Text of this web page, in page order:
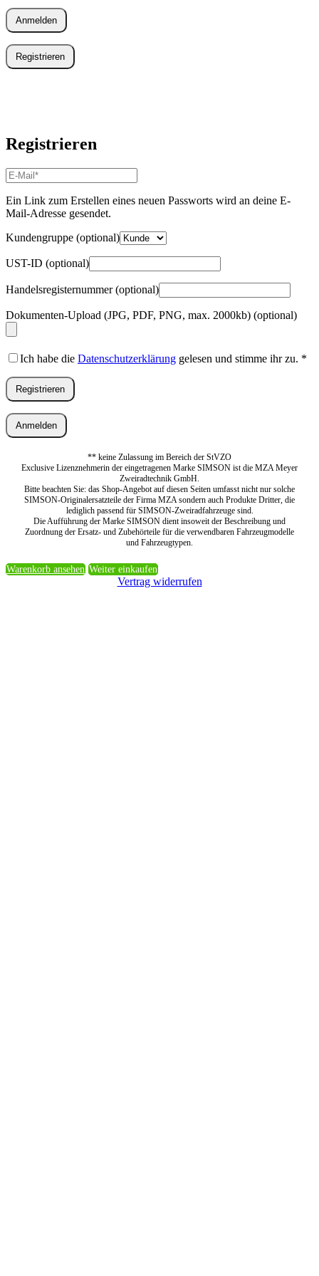
Anmelden
Registrieren
Registrieren
E-
Mail-
Adresse*
Erforderlich
Ein Link zum Erstellen eines neuen Passworts wird an deine E-
Mail-Adresse gesendet.
Kundengruppe (optional)
UST-ID (optional)
Handelsregisternummer(optional)
Dokumenten-Upload (JPG, PDF, PNG, max. 2000kb) (optional)
Ich habe die Datenschutzerklärung gelesen und stimme ihr zu. *
Registrieren
Anmelden
** keine Zulassung im Bereich der StVZO
Exclusive Lizenznehmerin der eingetragenen Marke SIMSON ist die MZA Meyer
Zweiradtechnik GmbH.
Bitte beachten Sie: das Shop-Angebot auf diesen Seiten umfasst nicht nur solche
SIMSON-Originalersatzteile der Firma MZA sondern auch Produkte Dritter, die
lediglich passend für SIMSON-Zweiradfahrzeuge sind.
Die Aufführung der Marke SIMSON dient insoweit der Beschreibung und
Zuordnung der Ersatz- und Zubehörteile für die verwendbaren Fahrzeugmodelle
und Fahrzeugtypen.
Warenkorb ansehen Weiter einkaufen
Vertrag widerrufen